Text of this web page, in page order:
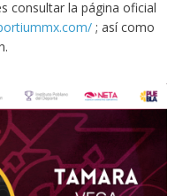
consultar la página oficial
; así como